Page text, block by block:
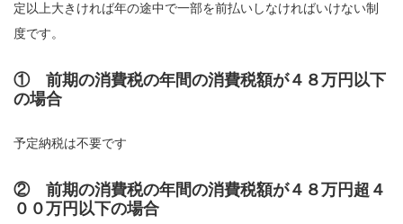
定以上大きければ年の途中で一部を前払いしなければいけない制
度です。
① 前期の消費税の年間の消費税額が４８万円以下
の場合
予定納税は不要です
② 前期の消費税の年間の消費税額が４８万円超４
００万円以下の場合